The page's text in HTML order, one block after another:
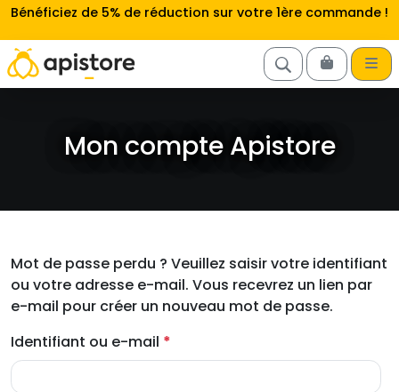
Aller au contenu
Bénéficiez de 5% de réduction sur votre 1ère commande !
Cart
Mon compte Apistore
Mot de passe perdu ? Veuillez saisir votre identifiant
ou votre adresse e-mail. Vous recevrez un lien par
e-mail pour créer un nouveau mot de passe.
Identifiant ou e-mail *
b